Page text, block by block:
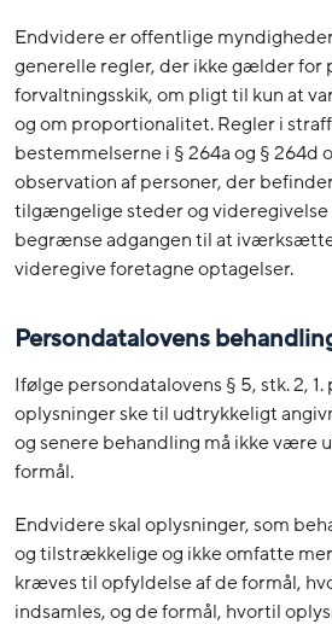
Endvidere er offentlige
generelle regler, der ikke gælder for
forvaltningsskik, om pligt til kun at
og om proportionalitet. Regler i
bestemmelserne i § 264a og § 264d
observation af personer, der
tilgængelige steder og videregivelse
begrænse adgangen til at
videregive foretagne optagelser.
Persondatalovens
Ifølge persondatalovens § 5, stk. 2,
oplysninger ske til udtrykkeligt
og senere behandling må ikke være
formål.
Endvidere skal oplysninger, som
og tilstrækkelige og ikke omfatte
kræves til opfyldelse af de formål,
indsamles, og de formål, hvortil